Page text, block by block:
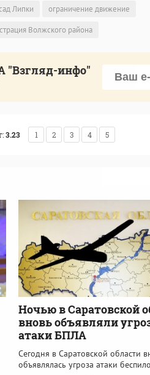
Липки
ограничение движение
Волжского района
"Взгляд-инфо"
3.23 1 2 3 4 5
Ночью в Саратовской
вновь объявляли
атаки БПЛА
Сегодня в Саратовской области
объявлялась угроза атаки